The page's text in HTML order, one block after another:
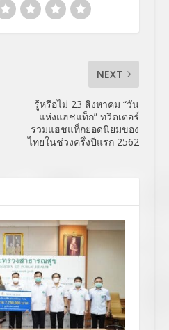
NEXT
รู้หรือไม่ 23 สิงหาคม “วัน
แห่งแฮชแท็ก” ทวิตเตอร์
รวมแฮชแท็กยอดนิยมของ
ไทยในช่วงครึ่งปีแรก 2562